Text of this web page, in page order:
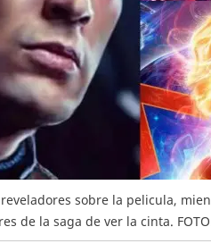
sobre la pelicula,
de la saga de ver la cinta.